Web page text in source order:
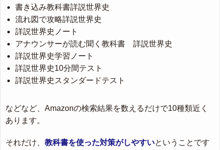
書き込み教科書詳説世界史
流れ図で攻略詳説世界史
詳説世界史ノート
アナウンサーが読む聞く教科書 詳説世界史
詳説世界史学習ノート
詳説世界史10分間テスト
詳説世界史スタンダードテスト
などなど、Amazonの検索結果を数えるだけで10種類近く
あります。
それだけ、 教科書を使った対策がしやすいということです